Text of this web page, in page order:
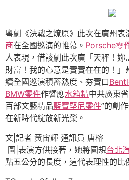
粵劇《決戰之燎原》此次在廣州表
商在全國巡演的帷幕。 Porsche零
人表現，借該劇此次廣「天秤！
財富！我的心意是實實在在的！
續全國巡演積蓄熱度、夯實口
BMW零件作響應水箱精中共廣東
百部文藝精品藍寶堅尼零件”的創
在新時代綻放新光榮。
文|記者 黃宙輝 通訊員 唐榕
圖|表演方供接著，她將圓規台北
點五公分的長度，這代表理性的比